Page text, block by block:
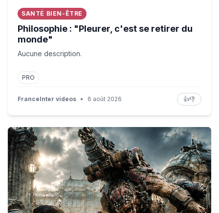
SANTÉ BIEN-ÊTRE
Philosophie : "Pleurer, c'est se retirer du
monde"
Aucune description.
PRO
FranceInter videos • 6 août 2026 👍👎
GEARS OF WAR E-DAY Gameplay Horde Siege Mode